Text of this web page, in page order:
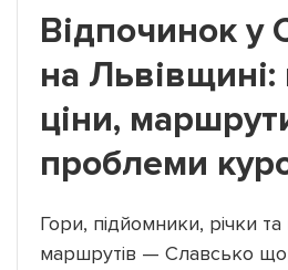
Відпочинок у
на Львівщині:
ціни,
проблеми
Гори, підйомники, річки
маршрутів — Славсько